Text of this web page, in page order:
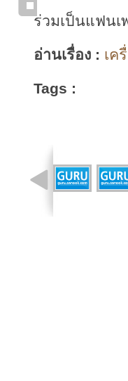
ร่วมเป็นแฟนเ
อ่านเรื่อง : เค
Tags :